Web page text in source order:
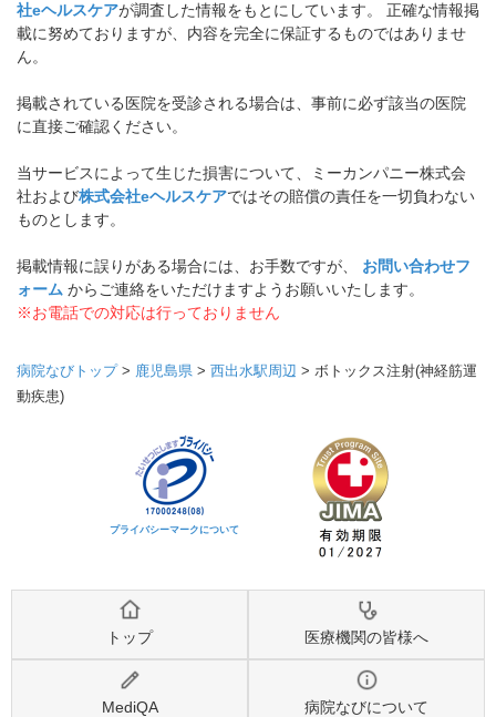
社eヘルスケアが調査した情報をもとにしています。 正確な情報掲
載に努めておりますが、内容を完全に保証するものではありませ
ん。
掲載されている医院を受診される場合は、事前に必ず該当の医院
に直接ご確認ください。
当サービスによって生じた損害について、ミーカンパニー株式会
社および株式会社eヘルスケアではその賠償の責任を一切負わない
ものとします。
掲載情報に誤りがある場合には、お手数ですが、 お問い合わせフ
ォーム からご連絡をいただけますようお願いいたします。
※お電話での対応は行っておりません
病院なびトップ> 鹿児島県 > 西出水駅周辺 > ボトックス注射(神経筋運
動疾患)
プライバシーマークについて
トップ 医療機関の皆様へ
MediQA 病院なびについて